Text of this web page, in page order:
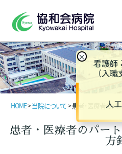
HOME>当院について>患者・医療者のパ
患者・医療者のパー
方
×
看護師
（入
人